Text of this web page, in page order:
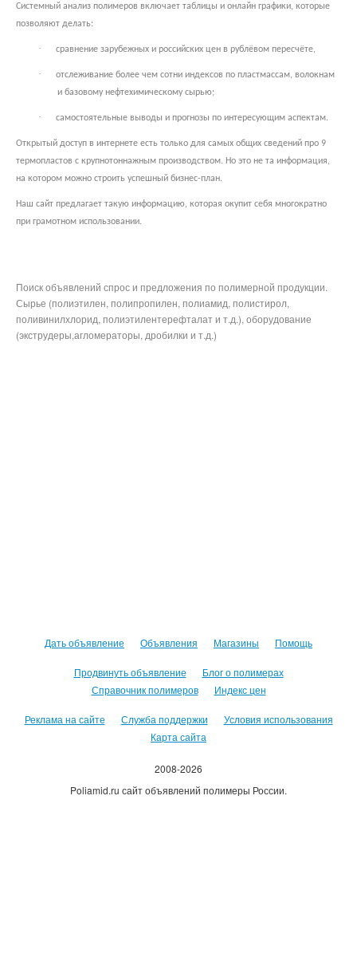
Системный анализ полимеров включает таблицы и онлайн графики, которые
позволяют делать:
· сравнение зарубежных и российских цен в рублёвом пересчёте,
·
отслеживание более чем сотни индексов по пластмассам, волокнам
и базовому нефтехимическому сырью;
· самостоятельные выводы и прогнозы по интересующим аспектам.
Открытый доступ в интернете есть только для самых общих сведений про 9
термопластов с крупнотоннажным производством. Но это не та информация,
на котором можно строить успешный бизнес-план.
Наш сайт предлагает такую информацию, которая окупит себя многократно
при грамотном использовании.
Поиск объявлений спрос и предложения по полимерной продукции.
Сырье (полиэтилен, полипропилен, полиамид, полистирол,
поливинилхлорид, полиэтилентерефталат и т.д.), оборудование
(экструдеры,агломераторы, дробилки и т.д.)
Дать объявление Объявления Магазины Помощь
Продвинуть объявление
Блог о полимерах
Справочник полимеров
Индекс цен
Реклама на сайте Служба поддержки
Условия использования
Карта сайта
2008-2026
Poliamid.ru сайт объявлений полимеры России.